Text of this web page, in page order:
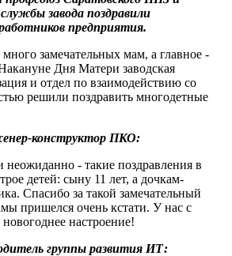
завода поздравили
предприятия.
замечательных мам, а главное -
Дня Матери заводская
и отдел по взаимодействию со
решили поздравить многодетные
конструктор ПКО:
неожиданно - такие поздравления в
детей: сыну 11 лет, а дочкам-
Спасибо за такой замечательный
пришелся очень кстати. У нас с
настроение!
группы развития ИТ: